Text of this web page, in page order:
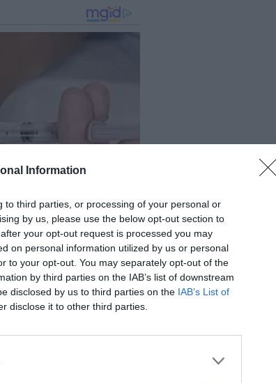
Information
to third parties, or processing of your personal or
by us, please use the below opt-out section to
your opt-out request is processed you may
on personal information utilized by us or personal
to your opt-out. You may separately opt-out of the
by third parties on the IAB’s list of downstream
disclosed by us to third parties on the IAB’s List of
disclose it to other third parties.